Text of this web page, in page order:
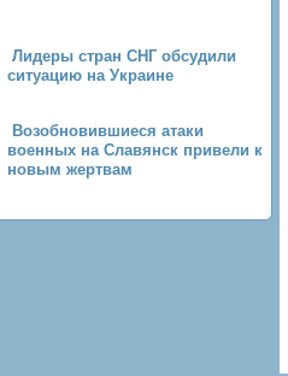
Лидеры стран СНГ обсудили
ситуацию на Украине
Возобновившиеся атаки
военных на Славянск привели к
новым жертвам